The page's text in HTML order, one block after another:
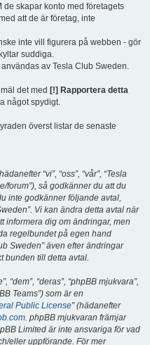
de skapar konto med företagets
att de är företag, inte
inte vill figurera på webben - gör
suddiga.
av Tesla Club Sweden.
det med [!] Rapportera detta
något spydigt.
överst listar de senaste
“vi”, “oss”, “vår”, “Tesla
forum”), så godkänner du att du
inte godkänner följande avtal,
Vi kan ändra detta avtal när
informera dig om ändringar, men
regelbundet på egen hand
Sweden” även efter ändringar
bunden till detta avtal.
“dem”, “deras”, “phpBB mjukvara”,
Teams”) som är en
Public License” (hädanefter
. phpBB mjukvaran främjar
Limited är inte ansvariga för vad
eller uppförande. För mer